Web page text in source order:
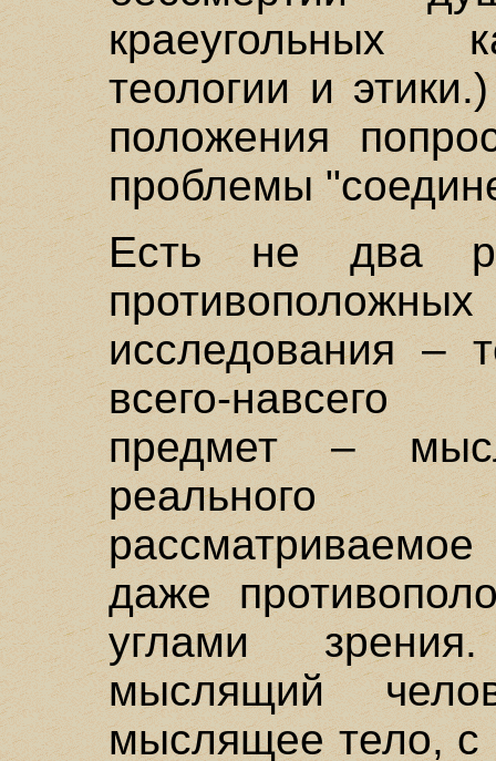
краеугольных
теологии и
положения
проблемы
Есть не два
исследования
всего-навсего
предмет –
реального
даже
углами
мыслящий
мыслящее тело,